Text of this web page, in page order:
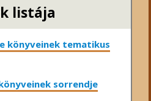
listája
könyveinek tematikus
könyveinek sorrendje